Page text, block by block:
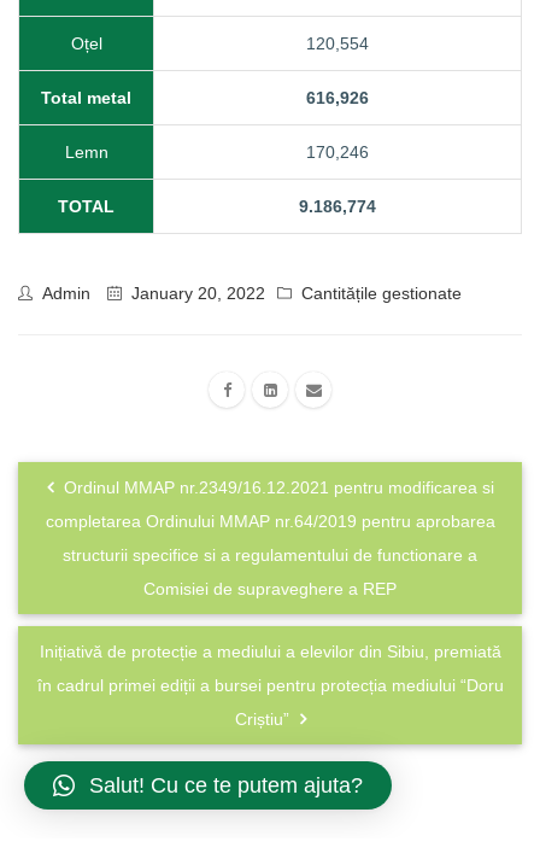
Oțel 120,554
Total metal 616,926
Lemn 170,246
TOTAL 9.186,774
Admin January 20, 2022 Cantitățile gestionate
Ordinul MMAP nr.2349/16.12.2021 pentru modificarea si
completarea Ordinului MMAP nr.64/2019 pentru aprobarea
structurii specifice si a regulamentului de functionare a
Comisiei de supraveghere a REP
Inițiativă de protecție a mediului a elevilor din Sibiu, premiată
în cadrul primei ediții a bursei pentru protecția mediului “Doru
Criștiu”
Salut! Cu ce te putem ajuta?